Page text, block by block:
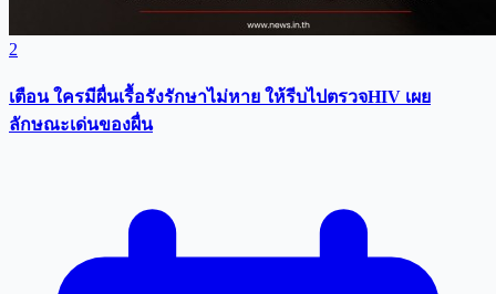
2
เตือน ใครมีผื่นเรื้อรังรักษาไม่หาย ให้รีบไปตรวจHIV เผย
ลักษณะเด่นของผื่น